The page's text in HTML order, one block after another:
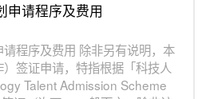
申请程序及费用
程序及费用 除非另有说明，本
签证申请，特指根据「科技人
Talent Admission Scheme